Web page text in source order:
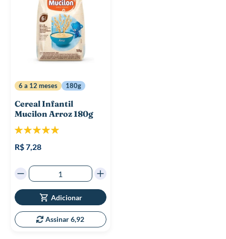
6 a 12 meses 180g
Cereal Infantil
Mucilon Arroz 180g
Classificação:
R$ 7,28
Adicionar
Assinar 6,92